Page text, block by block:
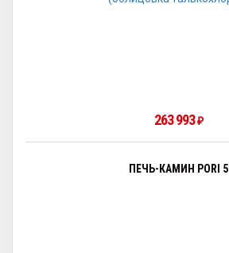
263 993₽
ПЕЧЬ-КАМИН PORI 5